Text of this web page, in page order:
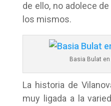
de ello, no adolece
los mismos.
Basia Bulat en
La historia de
muy ligada a la